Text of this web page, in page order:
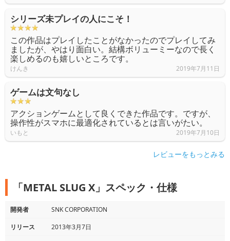
シリーズ未プレイの人にこそ！
この作品はプレイしたことがなかったのでプレイしてみ
ましたが、やはり面白い。結構ボリューミーなので長く
楽しめるのも嬉しいところです。
けんき 2019年7月11日
ゲームは文句なし
アクションゲームとして良くできた作品です。ですが、
操作性がスマホに最適化されているとは言いがたい。
いもと 2019年7月10日
レビューをもっとみる
「METAL SLUG X」スペック・仕様
開発者
SNK CORPORATION
リリース
2013年3月7日